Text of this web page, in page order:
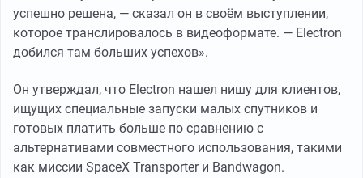
успешно решена, — сказал он в своём выступлении,
которое транслировалось в видеоформате. — Electron
добился там больших успехов».
Он утверждал, что Electron нашел нишу для клиентов,
ищущих специальные запуски малых спутников и
готовых платить больше по сравнению с
альтернативами совместного использования, такими
как миссии SpaceX Transporter и Bandwagon.